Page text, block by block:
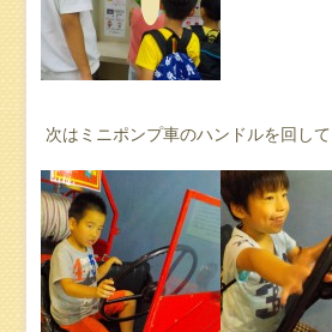
次はミニポンプ車のハンドルを回し